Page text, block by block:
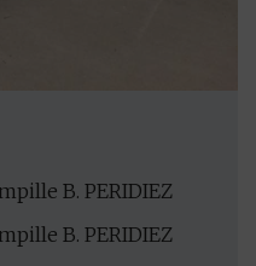
B. PERIDIEZ
B. PERIDIEZ